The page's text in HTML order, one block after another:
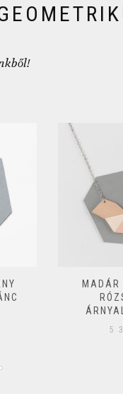
MADÁR
5